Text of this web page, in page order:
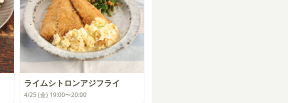
ライムシトロンアジフライ
4/25 (金) 19:00〜20:00